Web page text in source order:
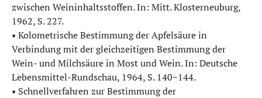
zwischen Weininhaltsstoffen. In: Mitt. Klosterneuburg,
1962, S. 227.
• Kolometrische Bestimmung der Apfelsäure in
Verbindung mit der gleichzeitigen Bestimmung der
Wein- und Milchsäure in Most und Wein. In: Deutsche
Lebensmittel-Rundschau, 1964, S. 140−144.
• Schnellverfahren zur Bestimmung der